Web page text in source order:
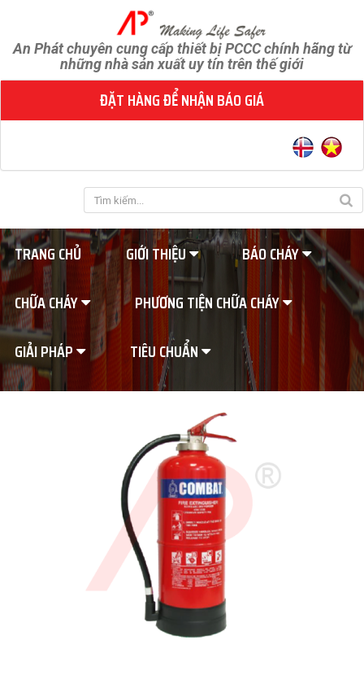
An Phát chuyên cung cấp thiết bị PCCC chính hãng từ
những nhà sản xuất uy tín trên thế giới
ĐẶT HÀNG ĐỂ NHẬN BÁO GIÁ
TRANG CHỦ GIỚI THIỆU
BÁO CHÁY
CHỮA CHÁY
PHƯƠNG TIỆN CHỮA CHÁY
GIẢI PHÁP
TIÊU CHUẨN